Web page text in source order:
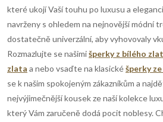
které ukojí Vaší touhu po luxusu a
navrženy s ohledem na nejnovější módní
dostatečně univerzální, aby vyhovovaly
Rozmazlujte se našimišperky z bílého
zlata a nebo vsaďte na klasickéšperky
se k našim spokojeným zákazníkům a
nejvýjimečnější kousek ze naší kolekce
který Vám zaručeně dodá pocit noblesy.